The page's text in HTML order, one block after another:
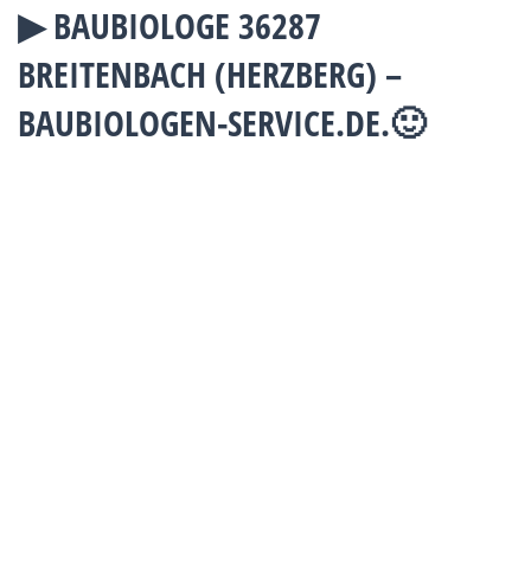
▶︎ BAUBIOLOGE 36287
BREITENBACH (HERZBERG) –
BAUBIOLOGEN-SERVICE.DE.🙂